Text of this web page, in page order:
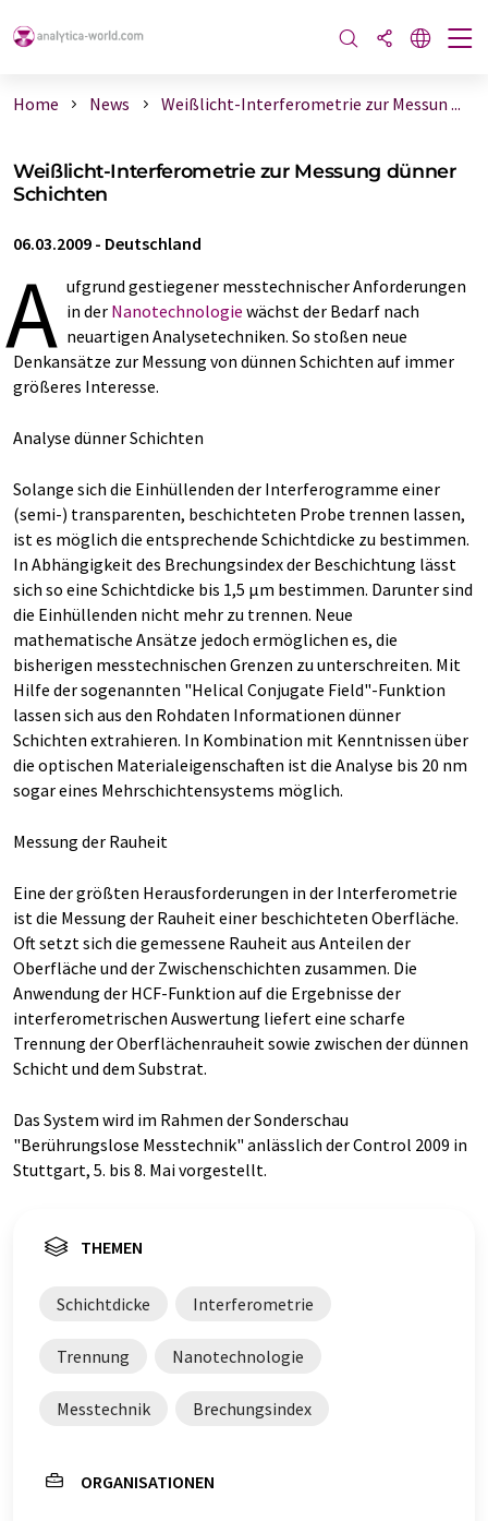
Home News Weißlicht-Interferometrie zur Messun ...
Weißlicht-Interferometrie zur Messung dünner
Schichten
06.03.2009 - Deutschland
A ufgrund gestiegener messtechnischer Anforderungen
in der Nanotechnologie wächst der Bedarf nach
neuartigen Analysetechniken. So stoßen neue
Denkansätze zur Messung von dünnen Schichten auf immer
größeres Interesse.
Analyse dünner Schichten
Solange sich die Einhüllenden der Interferogramme einer
(semi-) transparenten, beschichteten Probe trennen lassen,
ist es möglich die entsprechende Schichtdicke zu bestimmen.
In Abhängigkeit des Brechungsindex der Beschichtung lässt
sich so eine Schichtdicke bis 1,5 µm bestimmen. Darunter sind
die Einhüllenden nicht mehr zu trennen. Neue
mathematische Ansätze jedoch ermöglichen es, die
bisherigen messtechnischen Grenzen zu unterschreiten. Mit
Hilfe der sogenannten "Helical Conjugate Field"-Funktion
lassen sich aus den Rohdaten Informationen dünner
Schichten extrahieren. In Kombination mit Kenntnissen über
die optischen Materialeigenschaften ist die Analyse bis 20 nm
sogar eines Mehrschichtensystems möglich.
Messung der Rauheit
Eine der größten Herausforderungen in der Interferometrie
ist die Messung der Rauheit einer beschichteten Oberfläche.
Oft setzt sich die gemessene Rauheit aus Anteilen der
Oberfläche und der Zwischenschichten zusammen. Die
Anwendung der HCF-Funktion auf die Ergebnisse der
interferometrischen Auswertung liefert eine scharfe
Trennung der Oberflächenrauheit sowie zwischen der dünnen
Schicht und dem Substrat.
Das System wird im Rahmen der Sonderschau
"Berührungslose Messtechnik" anlässlich der Control 2009 in
Stuttgart, 5. bis 8. Mai vorgestellt.
THEMEN
Schichtdicke Interferometrie
Trennung Nanotechnologie
Messtechnik Brechungsindex
ORGANISATIONEN